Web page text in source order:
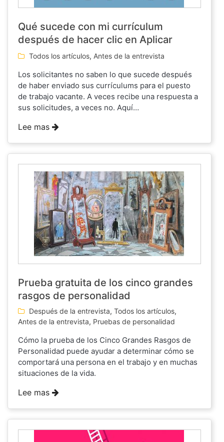
Qué sucede con mi currículum
después de hacer clic en Aplicar
Todos los artículos, Antes de la entrevista
Los solicitantes no saben lo que sucede después
de haber enviado sus currículums para el puesto
de trabajo vacante. A veces recibe una respuesta a
sus solicitudes, a veces no. Aquí…
Lee mas
Prueba gratuita de los cinco grandes
rasgos de personalidad
Después de la entrevista, Todos los artículos,
Antes de la entrevista, Pruebas de personalidad
Cómo la prueba de los Cinco Grandes Rasgos de
Personalidad puede ayudar a determinar cómo se
comportará una persona en el trabajo y en muchas
situaciones de la vida.
Lee mas